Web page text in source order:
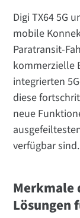
Digi TX64 5G
mobile
Paratransit-
kommerzielle
integrierten
diese
neue
verfügbar sind.
Merkmale
Lösungen